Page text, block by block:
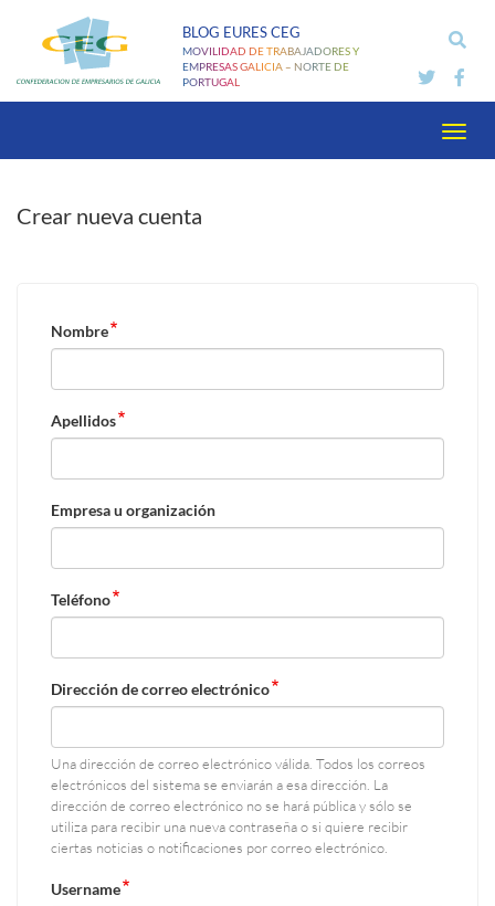
contenido
BLOG EURES CEG
MOVILIDAD DE TRABAJADORES Y
EMPRESAS GALICIA – NORTE DE
PORTUGAL
Crear nueva cuenta
Nombre
Apellidos
Empresa u organización
Teléfono
Dirección de correo electrónico
Una dirección de correo electrónico válida. Todos los correos
electrónicos del sistema se enviarán a esa dirección. La
dirección de correo electrónico no se hará pública y sólo se
utiliza para recibir una nueva contraseña o si quiere recibir
ciertas noticias o notificaciones por correo electrónico.
Username